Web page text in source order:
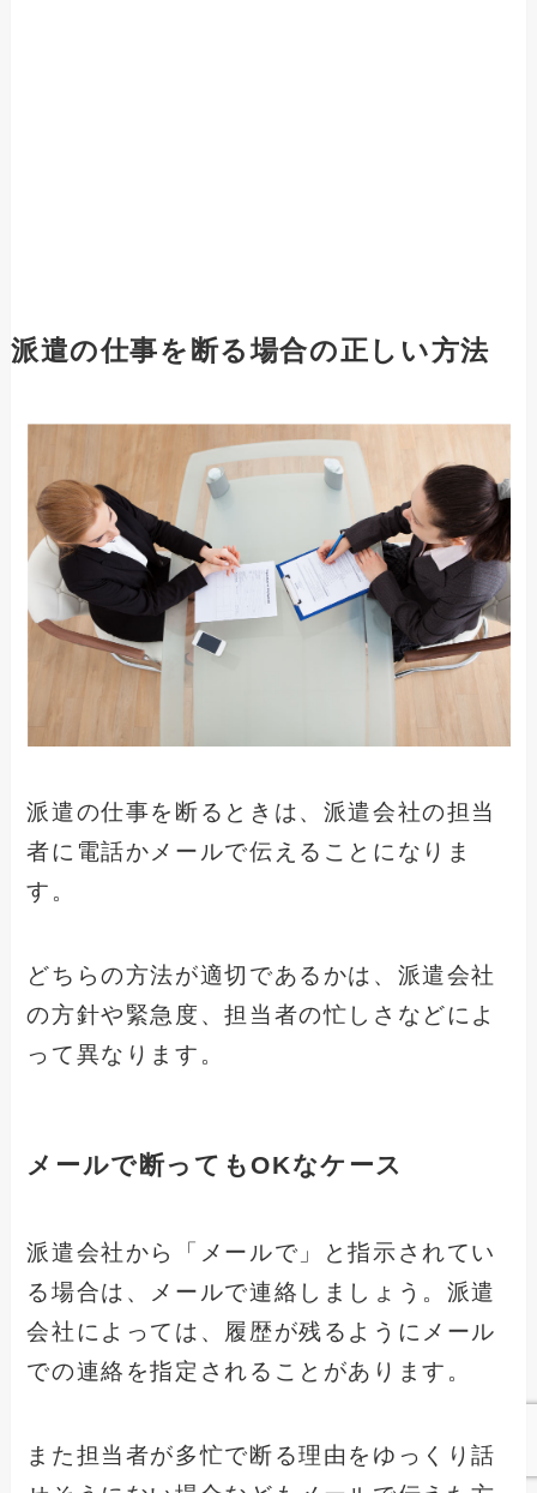
派遣の仕事を断る場合の正しい方法
派遣の仕事を断るときは、派遣会社の担当
者に電話かメールで伝えることになりま
す。
どちらの方法が適切であるかは、派遣会社
の方針や緊急度、担当者の忙しさなどによ
って異なります。
メールで断ってもOKなケース
派遣会社から「メールで」と指示されてい
る場合は、メールで連絡しましょう。派遣
会社によっては、履歴が残るようにメール
での連絡を指定されることがあります。
また担当者が多忙で断る理由をゆっくり話